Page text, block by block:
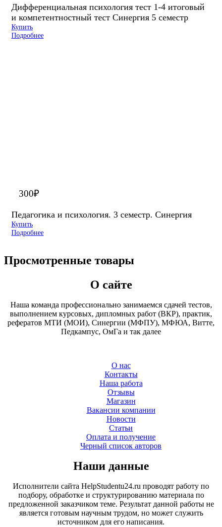
Дифференциальная психология тест 1-4 итоговый
и компетентностный тест Синергия 5 семестр
Купить
Подробнее
300₽
Педагогика и психология. 3 семестр. Синергия
Купить
Подробнее
Просмотренные товары
О сайте
Наша команда профессионально занимаемся сдачей тестов,
выполнением курсовых, дипломных работ (ВКР), практик,
рефератов МТИ (МОИ), Синергии (МФПУ), МФЮА, Витте,
Педкампус, ОмГа и так далее
О нас
Контакты
Наша работа
Отзывы
Магазин
Вакансии компании
Новости
Статьи
Оплата и получение
Черный список авторов
Наши данные
Исполнители сайта HelpStudentu24.ru проводят работу по
подбору, обработке и структурированию материала по
предложенной заказчиком теме. Результат данной работы не
является готовым научным трудом, но может служить
источником для его написания.